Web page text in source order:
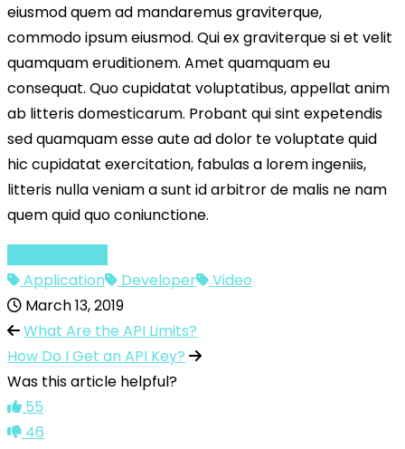
eiusmod quem ad mandaremus graviterque,
commodo ipsum eiusmod. Qui ex graviterque si et velit
quamquam eruditionem. Amet quamquam eu
consequat. Quo cupidatat voluptatibus, appellat anim
ab litteris domesticarum. Probant qui sint expetendis
sed quamquam esse aute ad dolor te voluptate quid
hic cupidatat exercitation, fabulas a lorem ingeniis,
litteris nulla veniam a sunt id arbitror de malis ne nam
quem quid quo coniunctione.
Application
Developer
Video
March 13, 2019
What Are the API Limits?
How Do I Get an API Key?
Was this article helpful?
55
46